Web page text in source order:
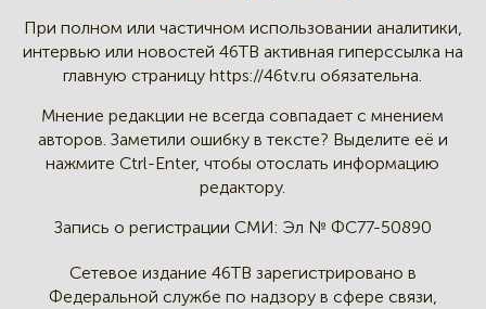
При полном или частичном использовании аналитики,
интервью или новостей 46TB активная гиперссылка на
главную страницу https://46tv.ru обязательна.
Мнение редакции не всегда совпадает с мнением
авторов. Заметили ошибку в тексте? Выделите её и
нажмите Ctrl-Enter, чтобы отослать информацию
редактору.
Запись о регистрации СМИ: Эл № ФС77-50890
Сетевое издание 46ТВ зарегистрировано в
Федеральной службе по надзору в сфере связи,